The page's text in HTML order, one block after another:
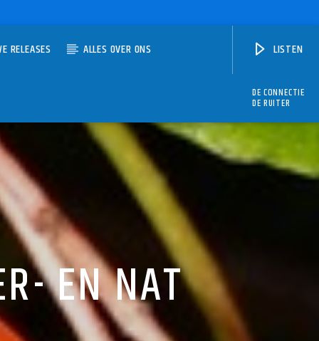
RELEASES ALLES OVER ONS LISTEN
DE CONNECTIE
DE RUITER
EN NAT